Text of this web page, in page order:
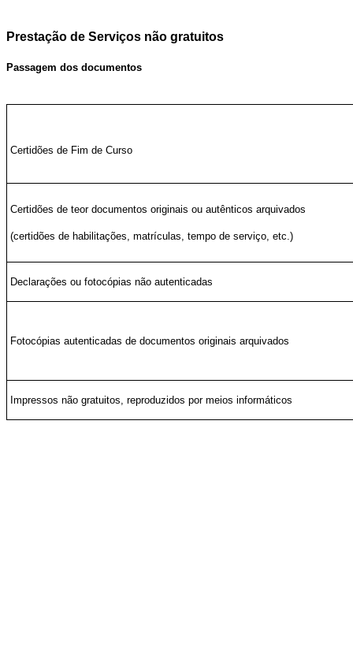
Prestação de Serviços não gratuitos
Passagem dos documentos
Certidões de Fim de Curso
Certidões de teor documentos originais ou autênticos arquivados
(certidões de habilitações, matrículas, tempo de serviço, etc.)
Declarações ou fotocópias não autenticadas
Fotocópias autenticadas de documentos originais arquivados
Impressos não gratuitos, reproduzidos por meios informáticos